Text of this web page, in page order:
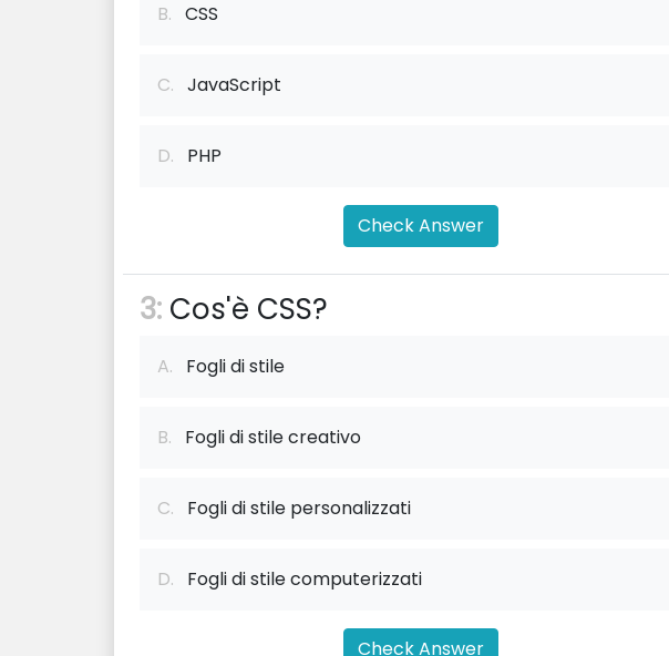
B. CSS
C. JavaScript
D. PHP
Check Answer
3: Cos'è CSS?
A. Fogli di stile
B. Fogli di stile creativo
C. Fogli di stile personalizzati
D. Fogli di stile computerizzati
Check Answer